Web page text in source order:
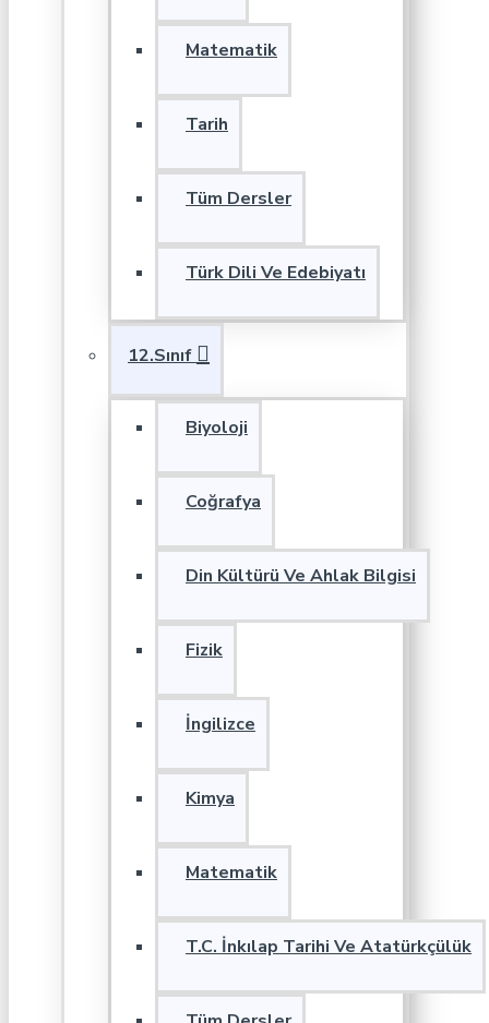
Matematik
Tarih
Tüm Dersler
Türk Dili Ve Edebiyatı
12.Sınıf
Biyoloji
Coğrafya
Din Kültürü Ve Ahlak Bilgisi
Fizik
İngilizce
Kimya
Matematik
T.C. İnkılap Tarihi Ve Atatürkçülük